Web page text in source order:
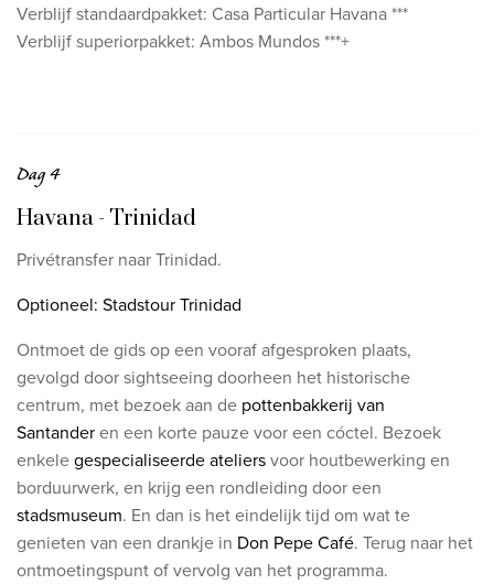
Verblijf standaardpakket: Casa Particular Havana ***
Verblijf superiorpakket: Ambos Mundos ***+
Dag 4
Havana - Trinidad
Privétransfer naar Trinidad.
Optioneel: Stadstour Trinidad
Ontmoet de gids op een vooraf afgesproken plaats,
gevolgd door sightseeing doorheen het historische
centrum, met bezoek aan de pottenbakkerij van
Santanderen een korte pauze voor een cóctel. Bezoek
enkelegespecialiseerde ateliersvoor houtbewerking en
borduurwerk, en krijg een rondleiding door een
stadsmuseum. En dan is het eindelijk tijd om wat te
genieten van een drankje in Don Pepe Café. Terug naar het
ontmoetingspunt of vervolg van het programma.